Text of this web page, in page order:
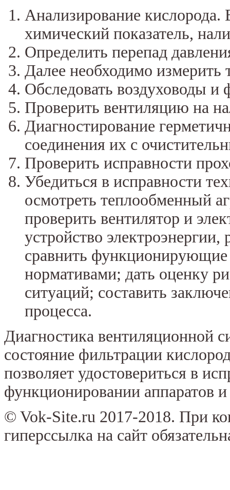
Анализирование
химический показатель,
Определить перепад
Далее необходимо измерить
Обследовать воздуховоды и
Проверить вентиляцию на
Диагностирование
соединения их с
Проверить исправности
Убедиться в исправности
осмотреть теплообменный
проверить вентилятор и
устройство
сравнить функционирующие
нормативами; дать оценку
ситуаций; составить
процесса.
Диагностика вентиляционной
состояние фильтрации
позволяет удостовериться в
функционировании аппаратов
© Vok-Site.ru 2017-2018. При
гиперссылка на сайт